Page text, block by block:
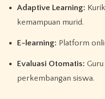
Adaptive Learning:
kemampuan murid.
E-learning: Platform
Evaluasi Otomatis:
perkembangan siswa.